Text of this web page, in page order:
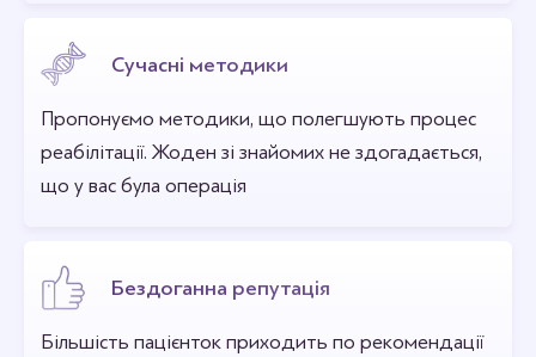
Сучасні методики
Пропонуємо методики, що полегшують процес
реабілітації. Жоден зі знайомих не здогадається,
що у вас була операція
Бездоганна репутація
Більшість пацієнток приходить по рекомендації